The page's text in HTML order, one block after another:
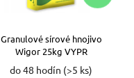
Granulové sírové hnojivo
Wigor 25kg VYPR
do 48 hodín (>5 ks)